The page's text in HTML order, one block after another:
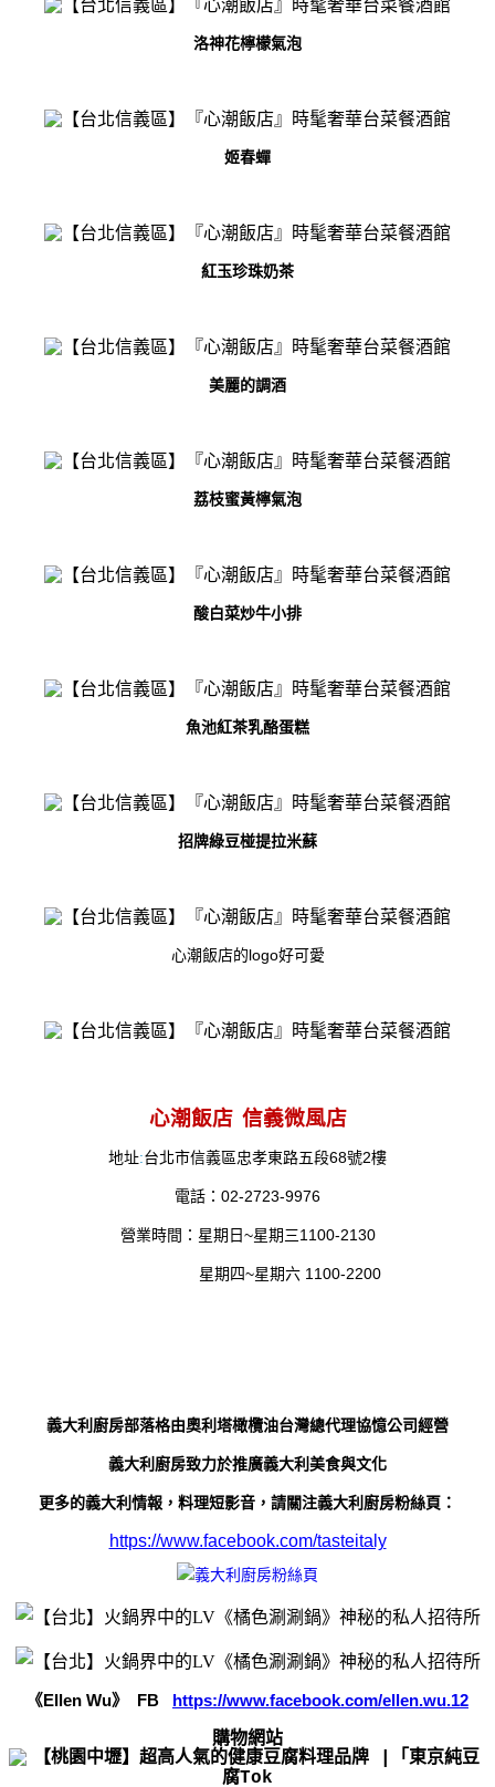
洛神花檸檬氣泡
姬春蟬
紅玉珍珠奶茶
美麗的調酒
荔枝蜜黃檸氣泡
酸白菜炒牛小排
魚池紅茶乳酪蛋糕
招牌綠豆椪提拉米蘇
心潮飯店的logo好可愛
心潮飯店 信義微風店
地址:台北市信義區忠孝東路五段68號2樓
電話： 02-2723-9976
營業時間：星期日 ~星期三1100-2130
星期四~星期六1100-2200
義大利廚房部落格由奧利塔橄欖油台灣總代理協憶公司經營
義大利廚房致力於推廣義大利美食與文化
更多的義大利情報，料理短影音，請關注義大利廚房粉絲頁：
https://www.facebook.com/tasteitaly
《 Ellen Wu》 FB https://www.facebook.com/ellen.wu.12
購物網站